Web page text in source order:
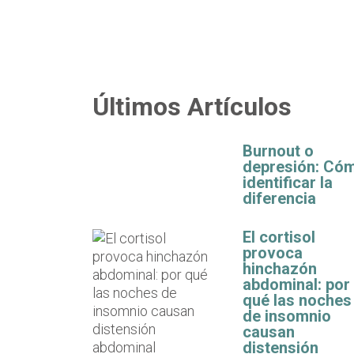
Últimos Artículos
Burnout o
depresión:
identificar la
diferencia
El cortisol
provoca
hinchazón
abdominal: por
qué las noches
de insomnio
causan
distensión